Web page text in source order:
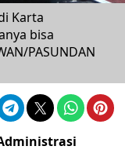
Karta
bisa
PASUNDAN